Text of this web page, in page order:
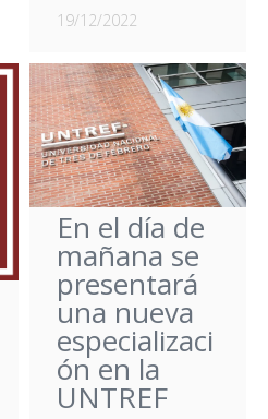
19/12/2022
En el día de
mañana se
presentará
una nueva
especializaci
ón en la
UNTREF